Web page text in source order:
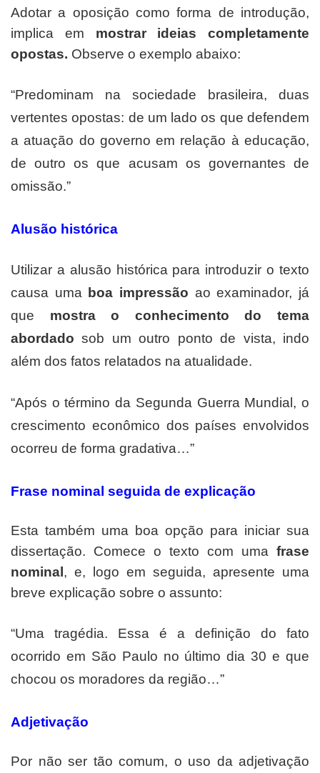
Adotar a oposição como forma de introdução,
implica em mostrar ideias completamente
opostas. Observe o exemplo abaixo:
“Predominam na sociedade brasileira, duas
vertentes opostas: de um lado os que defendem
a atuação do governo em relação à educação,
de outro os que acusam os governantes de
omissão.”
Alusão histórica
Utilizar a alusão histórica para introduzir o texto
causa uma boa impressão ao examinador, já
que mostra o conhecimento do tema
abordado sob um outro ponto de vista, indo
além dos fatos relatados na atualidade.
“Após o término da Segunda Guerra Mundial, o
crescimento econômico dos países envolvidos
ocorreu de forma gradativa…”
Frase nominal seguida de explicação
Esta também uma boa opção para iniciar sua
dissertação. Comece o texto com uma frase
nominal, e, logo em seguida, apresente uma
breve explicação sobre o assunto:
“Uma tragédia. Essa é a definição do fato
ocorrido em São Paulo no último dia 30 e que
chocou os moradores da região…”
Adjetivação
Por não ser tão comum, o uso da adjetivação